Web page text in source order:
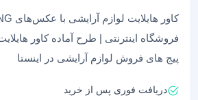
فروشگاه اینترنتی | طرح آماده کاور
پیج های فروش لوازم آرایشی در اینستا
دریافت فوری پس از خرید